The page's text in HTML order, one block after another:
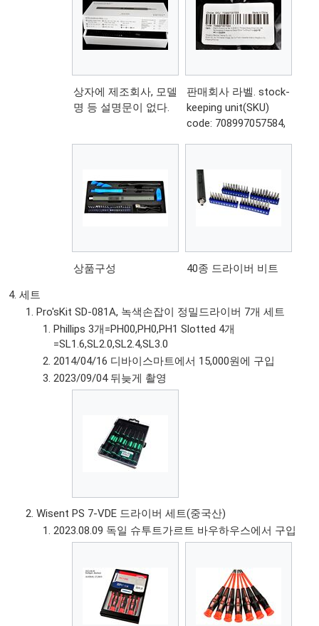
상자에 제조회사, 모델
명 등 설명문이 없다.
판매회사 라벨. stock-
keeping unit(SKU)
code: 708997057584,
상품구성 40종 드라이버 비트
세트
Pro'sKit SD-081A, 녹색손잡이 정밀드라이버 7개 세트
Phillips 3개=PH00,PH0,PH1 Slotted 4개
=SL1.6,SL2.0,SL2.4,SL3.0
2014/04/16 디바이스마트에서 15,000원에 구입
2023/09/04 뒤늦게 촬영
Wisent PS 7-VDE 드라이버 세트(중국산)
2023.08.09 독일 슈투트가르트 바우하우스에서 구입